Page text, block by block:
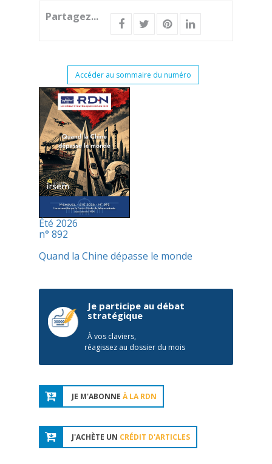
Partagez...
Accéder au sommaire du numéro
Été 2026
n° 892
Quand la Chine dépasse le monde
Je participe au débat
stratégique
À vos claviers,
réagissez au dossier du mois
JE M'ABONNE À LA RDN
J'ACHÈTE UN CRÉDIT D'ARTICLES